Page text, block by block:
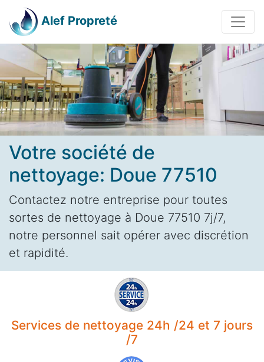
Alef Propreté
Votre société de
nettoyage: Doue 77510
Contactez notre entreprise pour toutes
sortes de nettoyage à Doue 77510 7j/7,
notre personnel sait opérer avec discrétion
et rapidité.
Services de nettoyage 24h /24 et 7 jours
/7